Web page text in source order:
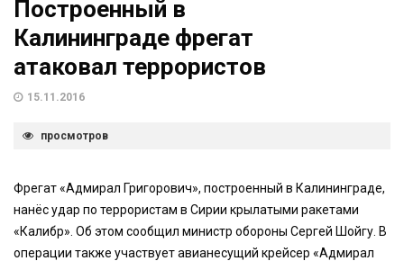
Построенный в
Калининграде фрегат
атаковал террористов
15.11.2016
просмотров
Фрегат «Адмирал Григорович», построенный в Калининграде,
нанёс удар по террористам в Сирии крылатыми ракетами
«Калибр». Об этом сообщил министр обороны Сергей Шойгу. В
операции также участвует авианесущий крейсер «Адмирал